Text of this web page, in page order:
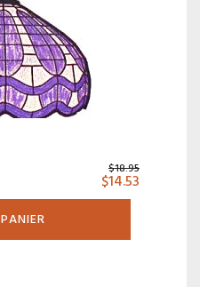
$18.95
$14.53